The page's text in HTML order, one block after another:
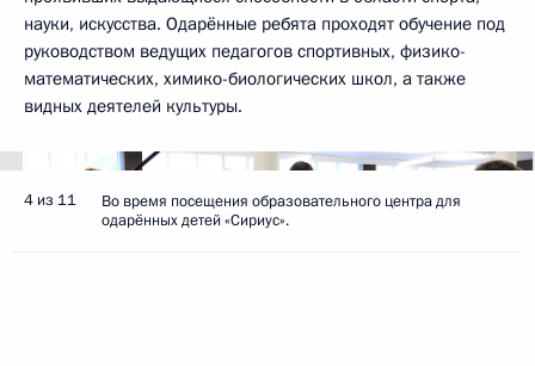
науки, искусства. Одарённые ребята проходят обучение под
руководством ведущих педагогов спортивных, физико-
математических, химико-биологических школ, а также
видных деятелей культуры.
4 из 11
Во время посещения образовательного центра для
одарённых детей «Сириус».